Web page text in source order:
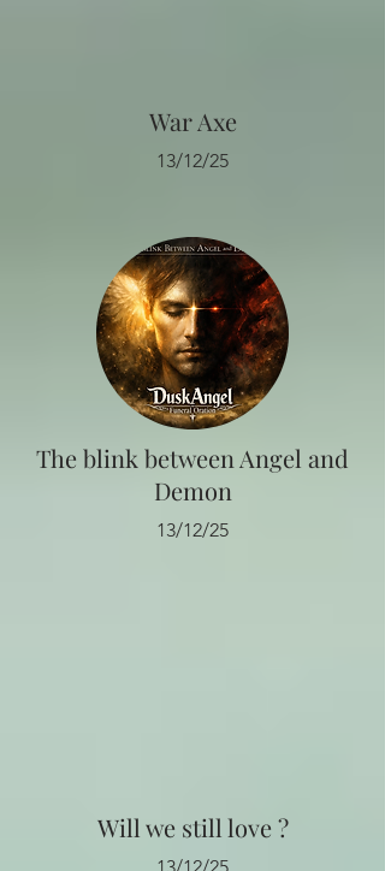
War Axe
13/12/25
The blink between Angel and
Demon
13/12/25
Will we still love ?